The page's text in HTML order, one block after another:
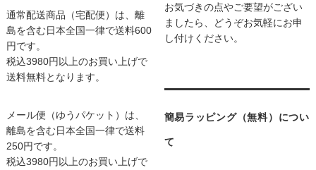
通常配送商品（宅配便）は、離
島を含む日本全国一律で送料600
円です。
税込3980円以上のお買い上げで
送料無料となります。
メール便（ゆうパケット）は、
離島を含む日本全国一律で送料
250円です。
税込3980円以上のお買い上げで
お気づきの点やご要望がござい
ましたら、どうぞお気軽にお申
し付けください。
簡易ラッピング（無料）につい
て